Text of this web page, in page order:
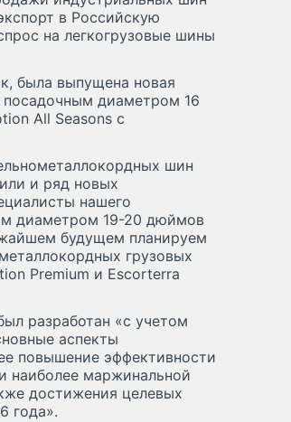
в Российскую
на легкогрузовые шины
была выпущена новая
посадочным диаметром 16
All Seasons с
шин
и ряд новых
нашего
диаметром 19-20 дюймов
будущем планируем
грузовых
Premium и Escorterra
разработан «с учетом
аспекты
повышение эффективности
наиболее маржинальной
достижения целевых
года».